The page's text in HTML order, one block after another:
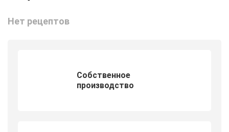
Нет рецептов
Собственное
производство